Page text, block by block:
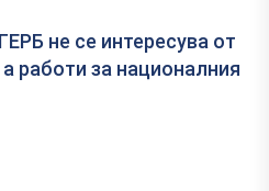
не се интересува от
работи за националния